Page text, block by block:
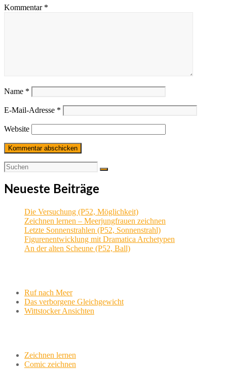
Kommentar *
Name *
E-Mail-Adresse *
Website
Neueste Beiträge
Die Versuchung (P52, Möglichkeit)
Zeichnen lernen – Meerjungfrauen zeichnen
Letzte Sonnenstrahlen (P52, Sonnenstrahl)
Figurenentwicklung mit Dramatica Archetypen
An der alten Scheune (P52, Ball)
Ruf nach Meer
Das verborgene Gleichgewicht
Wittstocker Ansichten
Zeichnen lernen
Comic zeichnen